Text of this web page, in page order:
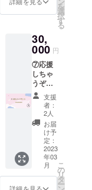
得て、NとS
つの磁力に
よってさま
ざまな方向
からファン
の心を引き
付けるとい
うコンセプ
トで、同一
メンバー5人
による2つの
グループを
同時進行し
応じて
投票し
と推し
メン
バーの
名前を
必ず記
載して
くださ
い。
状タイ
プの証
発行い
たしま
す。
※A4サ
イズ
（210×
297mm
）の賞
状タイ
プとな
りま
す。
キャラ
クター
画像1
枚 ※マ
グシロ
ネット-
S極衣装
ver. 8,
最古参
ファン
証明
書 両
グルー
プ共通
の最古
参ファ
アー写
撮影オ
画
アー
ティス
ト写真
撮影時
の5分程
度のメ
ンバー
オフ動
画をお
届け！
メール
にてギ
ガファ
イル便
で送信
いたし
を
選
択
す
る
30,
000 円
⑦応援
しちゃ
うぞ
コー
ス
30,000
円 ⑥の
コース
(1,2,3,4,
5,6,7,8,
9）に加
え、 10.
クラウ
ドファ
支援
者：
2人
お届
け予
定：
2023
年03
月
こ
の
リ
タ
ー